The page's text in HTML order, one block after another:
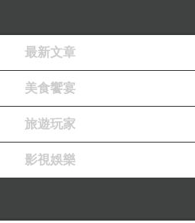
最新文章
美食饗宴
旅遊玩家
影視娛樂